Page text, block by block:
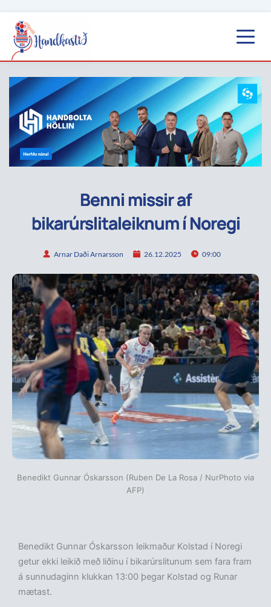
Benni missir af
bikarúrslitaleiknum í Noregi
Arnar Daði Arnarsson 26.12.2025 09:00
Benedikt Gunnar Óskarsson (Ruben De La Rosa / NurPhoto via
AFP)
Benedikt Gunnar Óskarsson leikmaður Kolstad í Noregi
getur ekki leikið með liðinu í bikarúrslitunum sem fara fram
á sunnudaginn klukkan 13:00 þegar Kolstad og Runar
mætast.